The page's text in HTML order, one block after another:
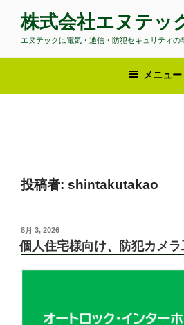
ン
株式会社エヌテッ
エヌテックは電気・通信・防犯セキュリティの
メニュー
投稿者: shintakutakao
投
稿
日:
8月 3, 2026
個人住宅様向け、防犯カメラ